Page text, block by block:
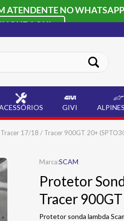
ATENDENTE NO
AQUI
GIVI
17/18 / Tracer 900GT 20+
SCAM
Protetor
Tracer
Protetor sonda lambda